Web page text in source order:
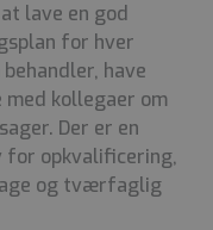
lave en god
for hver
have
med kollegaer om
Der er en
for opkvalificering,
og tværfaglig